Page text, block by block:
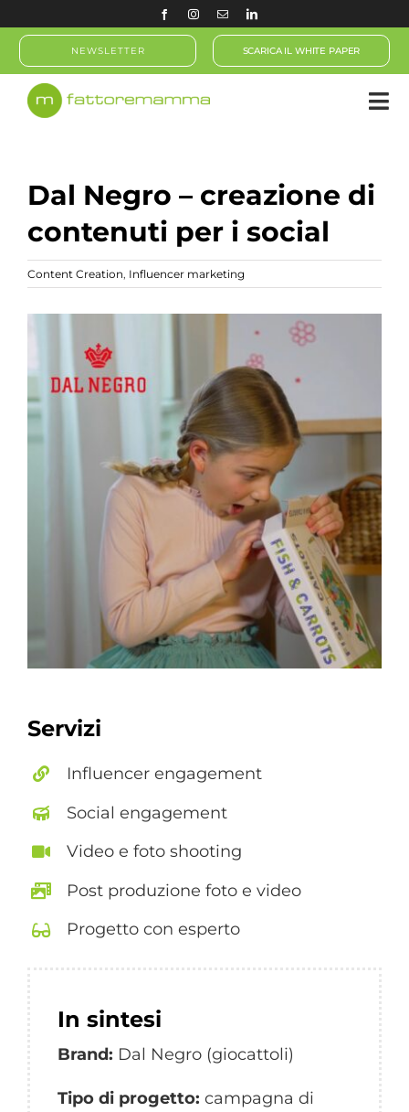
contenuto
NEWSLETTER SCARICA IL WHITE PAPER
Dal Negro – creazione di
contenuti per i social
Content Creation, Influencer marketing
immagine
Servizi
Influencer engagement
Social engagement
Video e foto shooting
Post produzione foto e video
Progetto con esperto
In sintesi
Brand: Dal Negro (giocattoli)
Tipo di progetto: campagna di